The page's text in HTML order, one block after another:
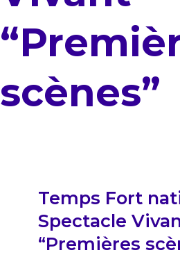
scènes”
Temps Fort
Spectacle
“Premières